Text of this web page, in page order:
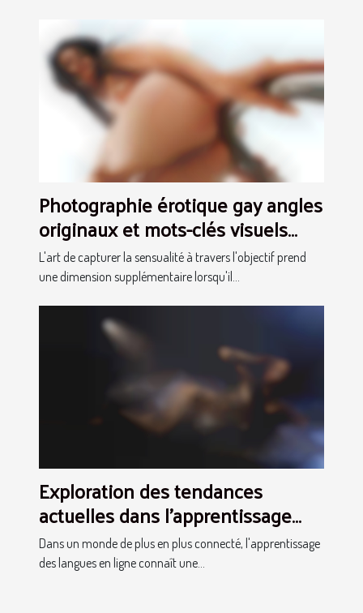
Photographie érotique gay angles
originaux et mots-clés visuels
pour un référencement optimal
L'art de capturer la sensualité à travers l'objectif prend
une dimension supplémentaire lorsqu'il...
Exploration des tendances
actuelles dans l'apprentissage
des langues en ligne
Dans un monde de plus en plus connecté, l'apprentissage
des langues en ligne connaît une...